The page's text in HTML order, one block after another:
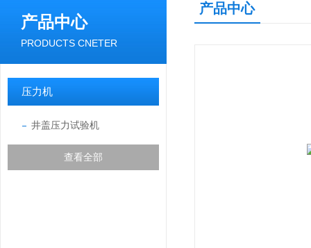
产品中心
PRODUCTS CNETER
压力机
井盖压力试验机
查看全部
产品中心